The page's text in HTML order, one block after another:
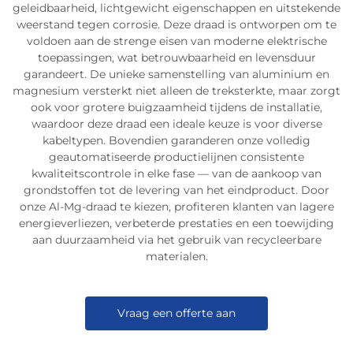
geleidbaarheid, lichtgewicht eigenschappen en uitstekende
weerstand tegen corrosie. Deze draad is ontworpen om te
voldoen aan de strenge eisen van moderne elektrische
toepassingen, wat betrouwbaarheid en levensduur
garandeert. De unieke samenstelling van aluminium en
magnesium versterkt niet alleen de treksterkte, maar zorgt
ook voor grotere buigzaamheid tijdens de installatie,
waardoor deze draad een ideale keuze is voor diverse
kabeltypen. Bovendien garanderen onze volledig
geautomatiseerde productielijnen consistente
kwaliteitscontrole in elke fase — van de aankoop van
grondstoffen tot de levering van het eindproduct. Door
onze Al-Mg-draad te kiezen, profiteren klanten van lagere
energieverliezen, verbeterde prestaties en een toewijding
aan duurzaamheid via het gebruik van recycleerbare
materialen.
Vraag een offerte aan